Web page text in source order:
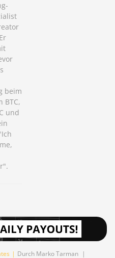
beim
BTC,
und
| Durch Marko Tarman |